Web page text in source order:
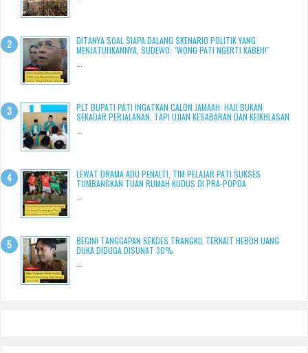
DITANYA SOAL SIAPA DALANG SKENARIO POLITIK YANG
MENJATUHKANNYA, SUDEWO: "WONG PATI NGERTI KABEH!"
PLT BUPATI PATI INGATKAN CALON JAMAAH: HAJI BUKAN
SEKADAR PERJALANAN, TAPI UJIAN KESABARAN DAN KEIKHLASAN
LEWAT DRAMA ADU PENALTI, TIM PELAJAR PATI SUKSES
TUMBANGKAN TUAN RUMAH KUDUS DI PRA-POPDA
BEGINI TANGGAPAN SEKDES TRANGKIL TERKAIT HEBOH UANG
DUKA DIDUGA DISUNAT 30%